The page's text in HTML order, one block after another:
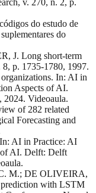
v. 270, n. 2, p.
do estudo de
do
J. Long short-term
p. 1735-1780, 1997.
In: AI in
Aspects of AI.
Videoaula.
of 282 related
Forecasting and
AI in Practice: AI
of AI. Delft: Delft
M.; DE OLIVEIRA,
prediction with LSTM